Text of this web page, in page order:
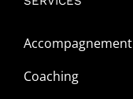
Accompagnement
Coaching